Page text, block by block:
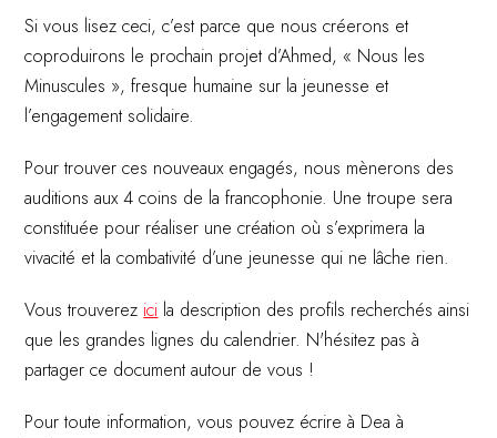
Si vous lisez ceci, c’est parce que nous créerons et
coproduirons le prochain projet d’Ahmed, « Nous les
Minuscules », fresque humaine sur la jeunesse et
l’engagement solidaire.
Pour trouver ces nouveaux engagés, nous mènerons des
auditions aux 4 coins de la francophonie. Une troupe sera
constituée pour réaliser une création où s’exprimera la
vivacité et la combativité d’une jeunesse qui ne lâche rien.
Vous trouverez ici la description des profils recherchés ainsi
que les grandes lignes du calendrier. N'hésitez pas à
partager ce document autour de vous !
Pour toute information, vous pouvez écrire à Dea à